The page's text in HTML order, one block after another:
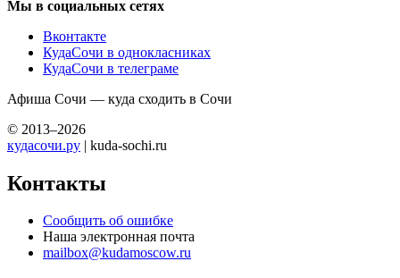
Мы в социальных сетях
Вконтакте
КудаСочи в однокласниках
КудаСочи в телеграме
Афиша Сочи — куда сходить в Сочи
© 2013–2026
кудасочи.ру | kuda-sochi.ru
Контакты
Сообщить об ошибке
Наша электронная почта
mailbox@kudamoscow.ru